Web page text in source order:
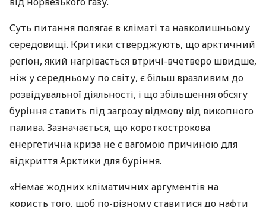
Суть питання полягає в кліматі та навколишньому
середовищі. Критики стверджують, що арктичний
регіон, який нагрівається втричі-вчетверо швидше,
ніж у середньому по світу, є більш вразливим до
розвідувальної діяльності, і що збільшення обсягу
буріння ставить під загрозу відмову від викопного
палива. Зазначається, що короткострокова
енергетична криза не є вагомою причиною для
відкриття Арктики для буріння.
«Немає жодних кліматичних аргументів на
користь того, щоб по-різному ставитися до нафти